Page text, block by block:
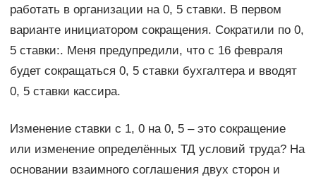
работать в организации на 0, 5 ставки. В первом
варианте инициатором сокращения. Сократили по 0,
5 ставки:. Меня предупредили, что с 16 февраля
будет сокращаться 0, 5 ставки бухгалтера и вводят
0, 5 ставки кассира.
Изменение ставки с 1, 0 на 0, 5 – это сокращение
или изменение определённых ТД условий труда? На
основании взаимного соглашения двух сторон и